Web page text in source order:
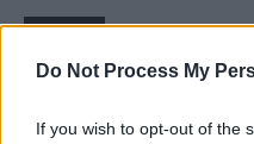
Do Not Process My
If you wish to opt-out of the
Ce partid ați vota dacă